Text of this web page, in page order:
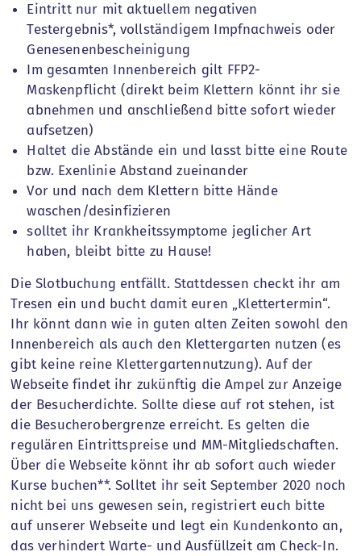
Eintritt nur mit aktuellem negativen
Testergebnis*, vollständigem Impfnachweis oder
Genesenenbescheinigung
Im gesamten Innenbereich gilt FFP2-
Maskenpflicht (direkt beim Klettern könnt ihr sie
abnehmen und anschließend bitte sofort wieder
aufsetzen)
Haltet die Abstände ein und lasst bitte eine Route
bzw. Exenlinie Abstand zueinander
Vor und nach dem Klettern bitte Hände
waschen/desinfizieren
solltet ihr Krankheitssymptome jeglicher Art
haben, bleibt bitte zu Hause!
Die Slotbuchung entfällt. Stattdessen checkt ihr am
Tresen ein und bucht damit euren „Klettertermin“.
Ihr könnt dann wie in guten alten Zeiten sowohl den
Innenbereich als auch den Klettergarten nutzen (es
gibt keine reine Klettergartennutzung). Auf der
Webseite findet ihr zukünftig die Ampel zur Anzeige
der Besucherdichte. Sollte diese auf rot stehen, ist
die Besucherobergrenze erreicht. Es gelten die
regulären Eintrittspreise und MM-Mitgliedschaften.
Über die Webseite könnt ihr ab sofort auch wieder
Kurse buchen**. Solltet ihr seit September 2020 noch
nicht bei uns gewesen sein, registriert euch bitte
auf unserer Webseite und legt ein Kundenkonto an,
das verhindert Warte- und Ausfüllzeit am Check-In.